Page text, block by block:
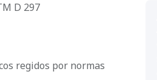
D 297
regidos por normas